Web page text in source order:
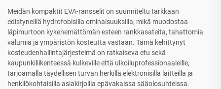
Meidän kompaktit EVA-ransselit on suunniteltu tarkkaan
edistyneillä hydrofobisilla ominaisuuksilla, mikä muodostaa
läpimurtoon kykenemättömän esteen rankkasateita, tahattomia
valumia ja ympäristön kosteutta vastaan. Tämä kehittynyt
kosteudenhallintajärjestelmä on ratkaiseva etu sekä
kaupunkiliikenteessä kulkeville että ulkoiluprofessionaaleille,
tarjoamalla täydellisen turvan herkillä elektronisilla laitteilla ja
henkilökohtaisilla asiakirjoilla epävakaissa sääolosuhteissa.